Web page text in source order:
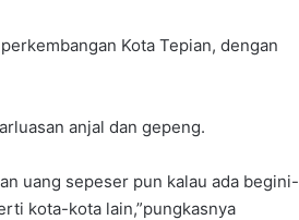
Kota Tepian, dengan
anjal dan gepeng.
uang sepeser pun kalau ada begini-
kota-kota lain,”pungkasnya